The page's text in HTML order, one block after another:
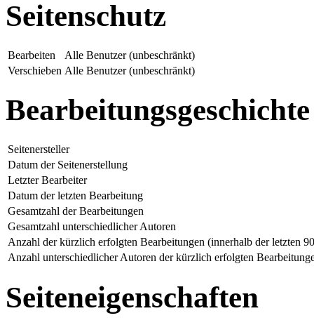
Seitenschutz
Bearbeiten
Alle Benutzer (unbeschränkt)
Verschieben Alle Benutzer (unbeschränkt)
Bearbeitungsgeschichte
Seitenersteller
Datum der Seitenerstellung
Letzter Bearbeiter
Datum der letzten Bearbeitung
Gesamtzahl der Bearbeitungen
Gesamtzahl unterschiedlicher Autoren
Anzahl der kürzlich erfolgten Bearbeitungen (innerhalb der letzten
Anzahl unterschiedlicher Autoren der kürzlich erfolgten
Seiteneigenschaften